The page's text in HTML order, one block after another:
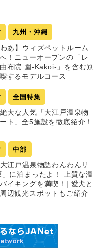
九州・沖縄
あ】ウィズペットルーム
！ニューオープンの「レ
布院 圍-Kakoi-」を含む別
するモデルコース
全国特集
大な人気「大江戸温泉物
ト」全5施設を徹底紹介！
中部
江戸温泉物語わんわんリ
に泊まったよ！ 上質な温
イキングを満喫！| 愛犬と
辺観光スポットもご紹介